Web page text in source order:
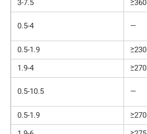
3-7.5
≥360
0.5-4 —
0.5-1.9 ≥230
1.9-4
≥270
0.5-10.5 —
0.5-1.9 ≥270